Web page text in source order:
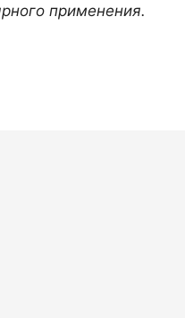
применения.